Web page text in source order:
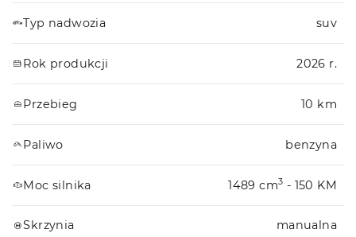
Typ nadwozia suv
Rok produkcji 2026 r.
Przebieg 10 km
Paliwo benzyna
Moc silnika 1489 cm3 - 150 KM
Skrzynia manualna